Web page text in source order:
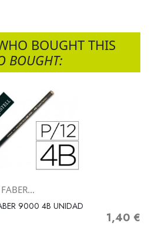
BOUGHT THIS
BOUGHT:
9000 4B UNIDAD
Precio
1,40 €